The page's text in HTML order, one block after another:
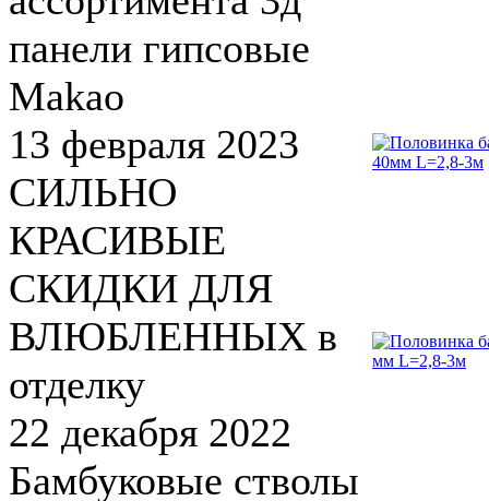
панели гипсовые
Makao
13 февраля 2023
СИЛЬНО
КРАСИВЫЕ
СКИДКИ ДЛЯ
ВЛЮБЛЕННЫХ в
отделку
22 декабря 2022
Бамбуковые стволы